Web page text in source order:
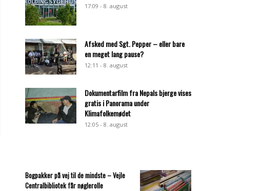
17:09 - 8. august
Afsked med Sgt. Pepper – eller bare
en meget lang pause?
12:11 - 8. august
Dokumentarfilm fra Nepals bjerge vises
gratis i Panorama under
Klimafolkemødet
12:05 - 8. august
Bogpakker på vej til de mindste – Vejle
Centralbibliotek får nøglerolle